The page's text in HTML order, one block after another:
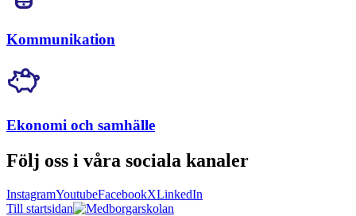
Kommunikation
Ekonomi och samhälle
Följ oss i våra sociala kanaler
InstagramYoutubeFacebookXLinkedIn
Till startsidan